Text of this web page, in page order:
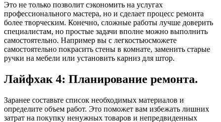
Это не только позволит сэкономить на услугах
профессионального мастера, но и сделает процесс ремонта
более творческим. Конечно, сложные работы лучше доверить
специалистам, но простые задачи вполне можно выполнить
самостоятельно. Например вы с легкостьюсможете
самостоятельно покрасить стены в комнате, заменить старые
ручки на мебели или установить карниз для штор.
Лайфхак 4: Планирование ремонта.
Заранее составьте список необходимых материалов и
определите объем работ. Это поможет вам избежать лишних
затрат на покупку ненужных товаров и непредвиденных